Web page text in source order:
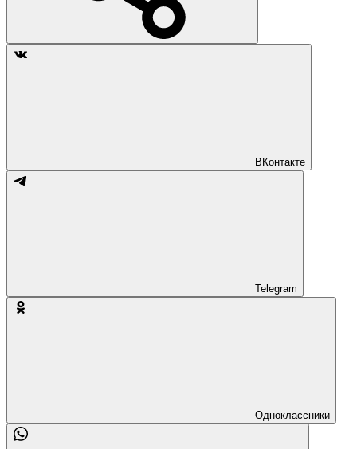
ВКонтакте
Telegram
Одноклассники